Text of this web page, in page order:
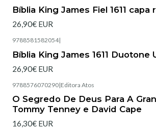
Bíblia King James Fiel 1611 capa
26,90€ EUR
9788581582054|
Bíblia King James 1611 Duotone
26,90€ EUR
9788576070290|Editora Atos
O Segredo De Deus Para A
Tommy Tenney e David Cape
16,30€ EUR